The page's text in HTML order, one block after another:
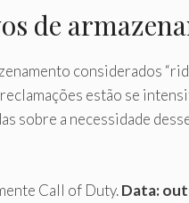
de
considerados
estão se
sobre a necessidade
Call of Duty.Data: